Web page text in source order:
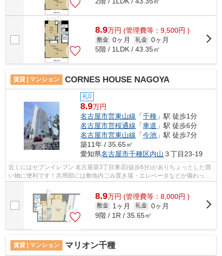
8.9万円 (管理費等：9,500円 )
敷金 0ヶ月 礼金 0ヶ月
5階 / 1LDK / 43.35㎡
賃貸 | マンション CORNES HOUSE NAGOYA
礼0
8.9万円
名古屋市営東山線 「千種 」駅 徒歩1分
名古屋市営桜通線 「車道 」駅 徒歩6分
名古屋市営東山線 「今池 」駅 徒歩7分
築11年 / 35.65㎡
愛知県名古屋市千種区内山 ３丁目23-19
近くにはセブンイレブン 名古屋葵3丁目東店(徒歩6分)がありちょっとした買
い物に便利です！共用部には敷地内ごみ置き場・エレベータなどが備わって
8.9万円 (管理費等：8,000円 )
敷金 1ヶ月 礼金 0ヶ月
9階 / 1R / 35.65㎡
賃貸 | マンション マリオン千種